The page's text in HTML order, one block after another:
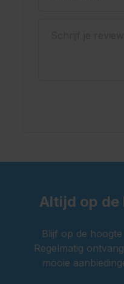
Oktoberfestwinkel.nl
Altijd op de
Blijf op de
Regelmatig
mooie